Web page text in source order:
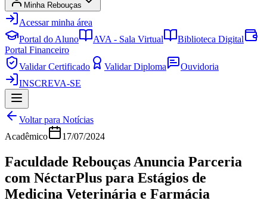
Minha Rebouças
Acessar minha área
Portal do Aluno
AVA - Sala Virtual
Biblioteca Digital
Portal Financeiro
Validar Certificado
Validar Diploma
Ouvidoria
INSCREVA-SE
Voltar para Notícias
Acadêmico
17/07/2024
Faculdade Rebouças Anuncia Parceria
com NéctarPlus para Estágios de
Medicina Veterinária e Farmácia